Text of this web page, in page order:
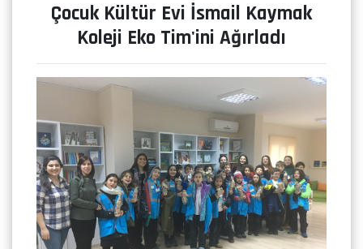
Çocuk Kültür Evi İsmail Kaymak
Koleji Eko Tim'ini Ağırladı